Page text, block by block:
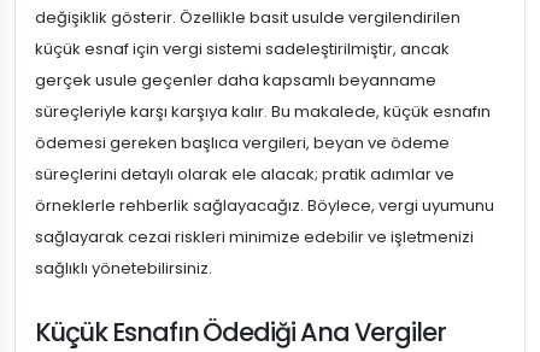
değişiklik gösterir. Özellikle basit usulde vergilendirilen
küçük esnaf için vergi sistemi sadeleştirilmiştir, ancak
gerçek usule geçenler daha kapsamlı beyanname
süreçleriyle karşı karşıya kalır. Bu makalede, küçük esnafın
ödemesi gereken başlıca vergileri, beyan ve ödeme
süreçlerini detaylı olarak ele alacak; pratik adımlar ve
örneklerle rehberlik sağlayacağız. Böylece, vergi uyumunu
sağlayarak cezai riskleri minimize edebilir ve işletmenizi
sağlıklı yönetebilirsiniz.
Küçük Esnafın Ödediği Ana Vergiler